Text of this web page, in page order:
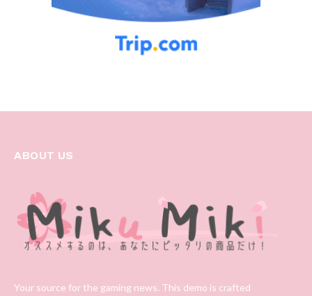
ABOUT US
Your source for the gaming news. This demo is crafted